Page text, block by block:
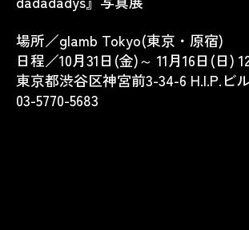
場所／glamb Tokyo(東京・原宿)
日程／10月31日(金)～ 11月16日(日)
東京都渋谷区神宮前3-34-6 H.I.P.ビ
03-5770-5683